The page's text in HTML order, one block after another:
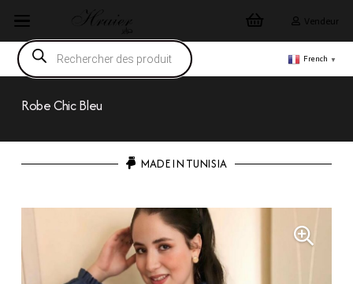
Vendeur
Recherche
de
produits
French ▼
Robe Chic Bleu
MADE IN TUNISIA